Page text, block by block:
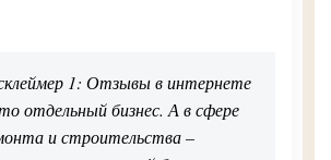
1: Отзывы в интернете
отдельный бизнес. А в сфере
и строительства –